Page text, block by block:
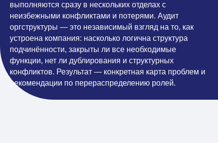
выполняются сразу в нескольких отделах с
неизбежными конфликтами и потерями. Аудит
оргструктуры — это независимый взгляд на то, как
устроена компания: насколько логична структура
подчинённости, закрыты ли все необходимые
функции, нет ли дублирования и структурных
конфликтов. Результат — конкретная карта проблем и
рекомендации по перераспределению ролей.